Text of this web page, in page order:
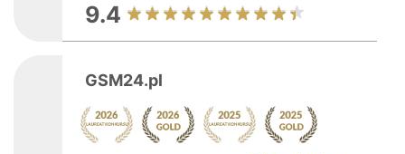
9.4
GSM24.pl